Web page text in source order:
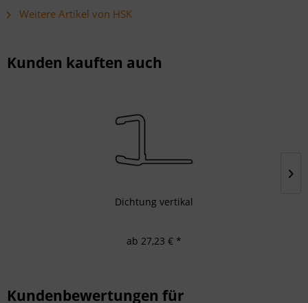
Weitere Artikel von HSK
Kunden kauften auch
Dichtung vertikal
ab 27,23 € *
Kundenbewertungen für